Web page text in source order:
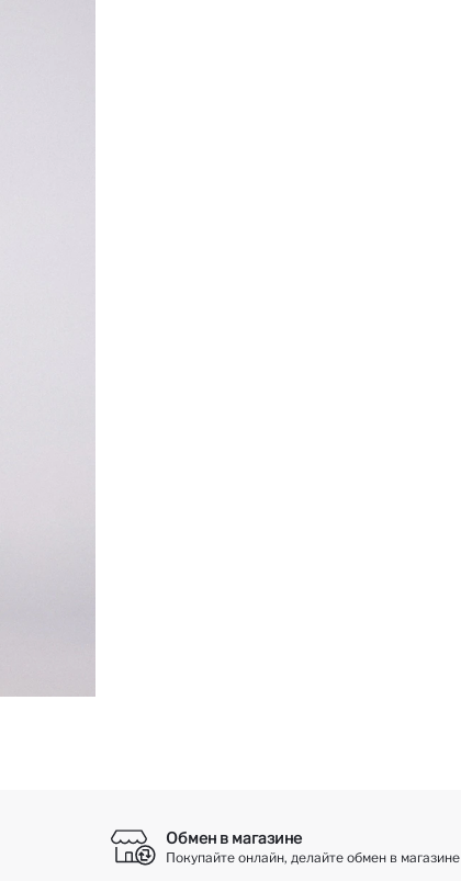
Обмен в магазине
Покупайте онлайн, делайте обмен в магазине